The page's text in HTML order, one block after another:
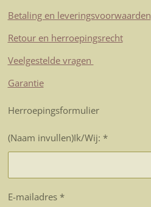
Betaling en leveringsvoorwaarden
Retour en herroepingsrecht
Veelgestelde vragen
Garantie
Herroepingsformulier
(Naam invullen)Ik/Wij: *
E-mailadres *